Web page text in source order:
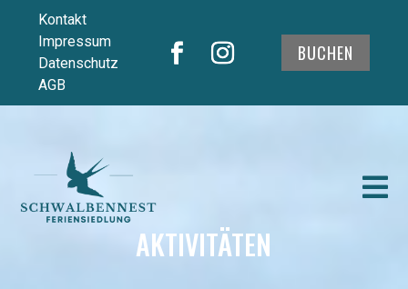
BUCHEN
Kontakt
Impressum
Datenschutz
AGB

AKTIVITÄTEN